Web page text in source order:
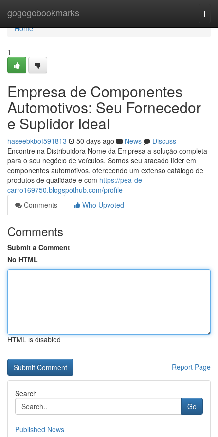
gogogobookmarks
Home
Home
1
Empresa de Componentes
Automotivos: Seu Fornecedor
e Suplidor Ideal
haseebkbof591813 50 days ago News
Discuss
Encontre na Distribuidora Nome da Empresa a solução completa
para o seu negócio de veículos. Somos seu atacado líder em
componentes automotivos, oferecendo um extenso catálogo de
produtos de qualidade e com https://pea-de-
carro169750.blogspothub.com/profile
Comments
Who Upvoted
Comments
Submit a Comment
No HTML
HTML is disabled
Report Page
Search
Go
Published News